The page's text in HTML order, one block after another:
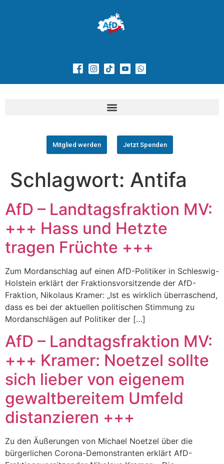
Mitglied werden Jetzt Spenden
Schlagwort: Antifa
AfD – Landtagsfraktion MV:
+++ Hass und Hetzte
tragen Früchte +++
Zum Mordanschlag auf einen AfD-Politiker in Schleswig-
Holstein erklärt der Fraktionsvorsitzende der AfD-
Fraktion, Nikolaus Kramer: „Ist es wirklich überraschend,
dass es bei der aktuellen politischen Stimmung zu
Mordanschlägen auf Politiker der […]
AfD – Landtagsfraktion MV:
+++ Kramer: Noetzel sollte
sich lieber von eigenem
gewaltbereitem Umfeld
distanzieren +++
Zu den Äußerungen von Michael Noetzel über die
bürgerlichen Corona-Demonstranten erklärt AfD-